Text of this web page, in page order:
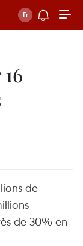
de
de 30% en